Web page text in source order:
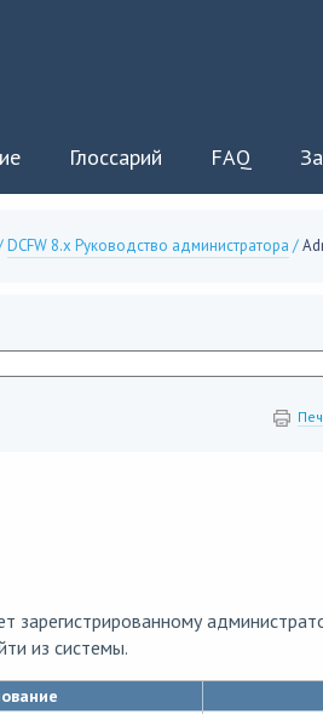
Глоссарий FAQ
DCFW 8.x Руководство администратора /
зарегистрированному
из системы.